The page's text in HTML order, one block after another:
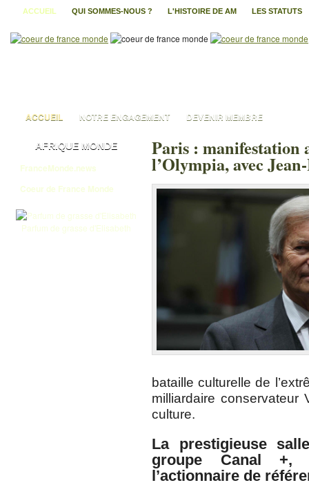
ACCUEIL QUI SOMMES-NOUS ? L'HISTOIRE DE AM LES STATUTS
ACCUEIL NOTRE ENGAGEMENT DEVENIR MEMBRE
AFRIQUE MONDE
FranceMonde.news
Coeur de France Monde
Parfum de grasse d'Elisabeth
Paris : manifestation
l’Olympia, avec
bataille culturelle de
milliardaire
culture.
La prestigieuse
groupe Canal +,
l’actionnaire de